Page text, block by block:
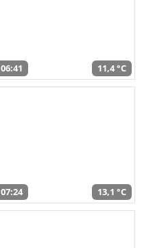
06:41 11,4 °C
07:24 13,1 °C